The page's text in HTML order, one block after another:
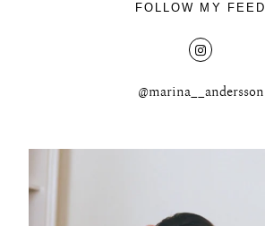
FOLLOW MY FEED
@marina__andersson